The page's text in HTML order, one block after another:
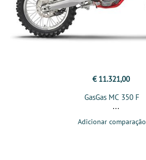
€ 11.321,00
GasGas MC 350 F
Adicionar comparação